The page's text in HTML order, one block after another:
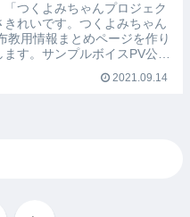
つくよみちゃんプロジェク
きれいです。つくよみちゃん
教用情報まとめページを作り
す。サンプルボイスPV公
2021.09.14